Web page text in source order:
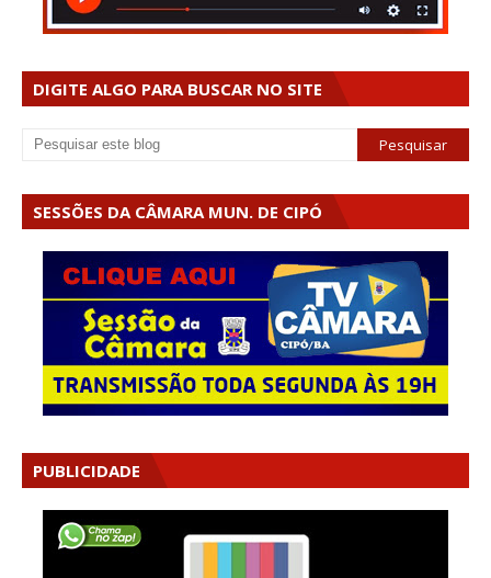
DIGITE ALGO PARA BUSCAR NO SITE
SESSÕES DA CÂMARA MUN. DE CIPÓ
PUBLICIDADE